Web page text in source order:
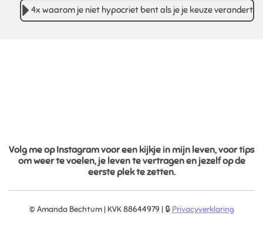
4x waarom je niet hypocriet bent als je je keuze verandert.
Volg me op Instagram voor een kijkje in mijn leven, voor tips
om weer te voelen, je leven te vertragen en jezelf op de
eerste plek te zetten.
© Amanda Bechtum | KVK 88644979 | 🔒 Privacyverklaring